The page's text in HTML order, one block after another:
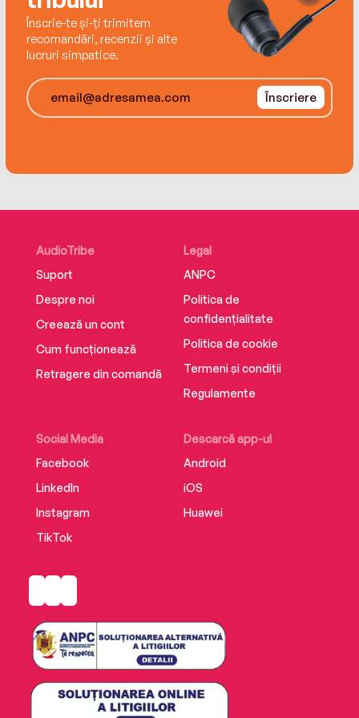
Înscrie-te și-ți trimitem
recomandări, recenzii și alte
lucruri simpatice.
Înscriere
AudioTribe
Suport
Despre noi
Creează un cont
Cum funcționează
Retragere din comandă
Social Media
Facebook
LinkedIn
Instagram
TikTok
Descarcă app-ul
Android
iOS
Huawei
Legal
ANPC
Politica de
confidențialitate
Politica de cookie
Termeni și condiții
Regulamente